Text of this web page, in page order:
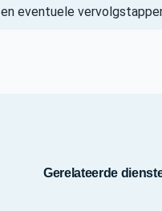
eventuele
Gerelateerde